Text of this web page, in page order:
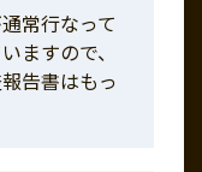
常行なって
ますので、
告書はもっ